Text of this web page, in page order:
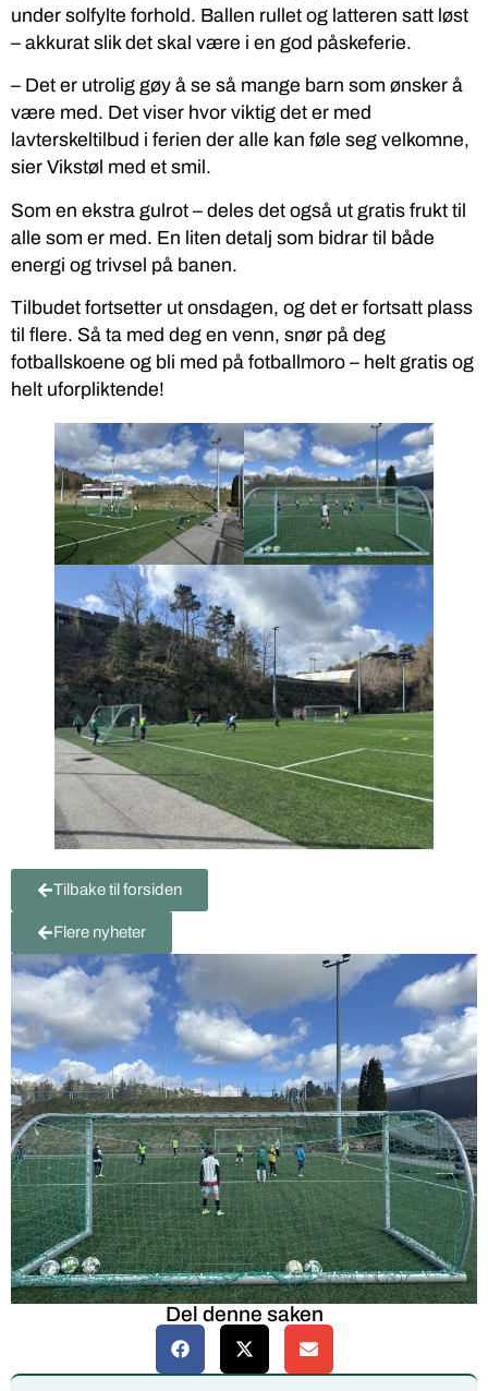
under solfylte forhold. Ballen rullet og latteren satt løst
– akkurat slik det skal være i en god påskeferie.
– Det er utrolig gøy å se så mange barn som ønsker å
være med. Det viser hvor viktig det er med
lavterskeltilbud i ferien der alle kan føle seg velkomne,
sier Vikstøl med et smil.
Som en ekstra gulrot – deles det også ut gratis frukt til
alle som er med. En liten detalj som bidrar til både
energi og trivsel på banen.
Tilbudet fortsetter ut onsdagen, og det er fortsatt plass
til flere. Så ta med deg en venn, snør på deg
fotballskoene og bli med på fotballmoro – helt gratis og
helt uforpliktende!
Tilbake til forsiden
Flere nyheter
Del denne saken